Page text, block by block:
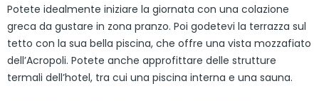
Potete idealmente iniziare la giornata con una colazione
greca da gustare in zona pranzo. Poi godetevi la terrazza sul
tetto con la sua bella piscina, che offre una vista mozzafiato
dell’Acropoli. Potete anche approfittare delle strutture
termali dell’hotel, tra cui una piscina interna e una sauna.